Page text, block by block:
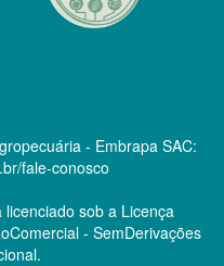
- Embrapa SAC:
fale-conosco
sob a Licença
- SemDerivações